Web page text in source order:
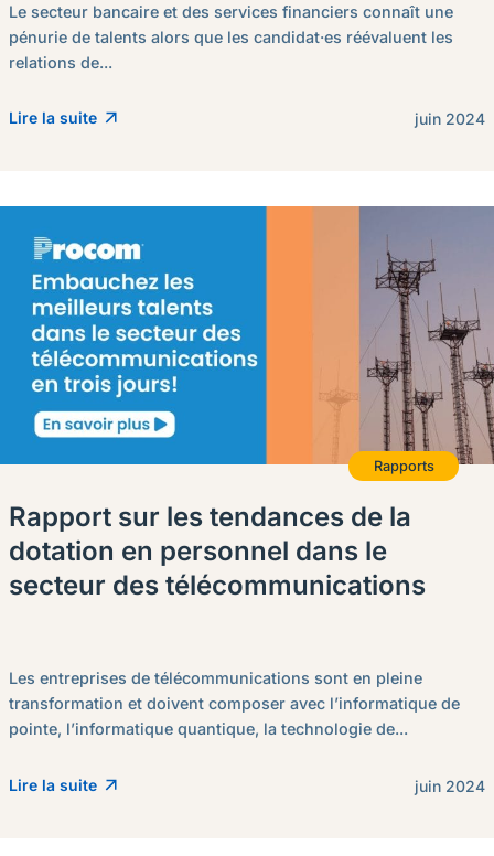
Le secteur bancaire et des services financiers connaît une
pénurie de talents alors que les candidat·es réévaluent les
relations de...
Lire la suite juin 2024
Rapports
Rapport sur les tendances de la
dotation en personnel dans le
secteur des télécommunications
Les entreprises de télécommunications sont en pleine
transformation et doivent composer avec l’informatique de
pointe, l’informatique quantique, la technologie de...
Lire la suite juin 2024